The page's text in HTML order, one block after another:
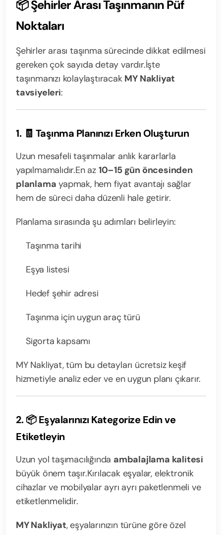
📦 Şehirler Arası Taşınmanın Püf
Noktaları
Şehirler arası taşınma sürecinde dikkat edilmesi
gereken çok sayıda detay vardır.İşte
taşınmanızı kolaylaştıracak MY Nakliyat
tavsiyeleri:
1. 🧾 Taşınma Planınızı Erken Oluşturun
Uzun mesafeli taşınmalar anlık kararlarla
yapılmamalıdır.En az 10–15 gün öncesinden
planlama yapmak, hem fiyat avantajı sağlar
hem de süreci daha düzenli hale getirir.
Planlama sırasında şu adımları belirleyin:
Taşınma tarihi
Eşya listesi
Hedef şehir adresi
Taşınma için uygun araç türü
Sigorta kapsamı
MY Nakliyat, tüm bu detayları ücretsiz keşif
hizmetiyle analiz eder ve en uygun planı çıkarır.
2. 📦 Eşyalarınızı Kategorize Edin ve
Etiketleyin
Uzun yol taşımacılığında ambalajlama kalitesi
büyük önem taşır.Kırılacak eşyalar, elektronik
cihazlar ve mobilyalar ayrı ayrı paketlenmeli ve
etiketlenmelidir.
MY Nakliyat, eşyalarınızın türüne göre özel